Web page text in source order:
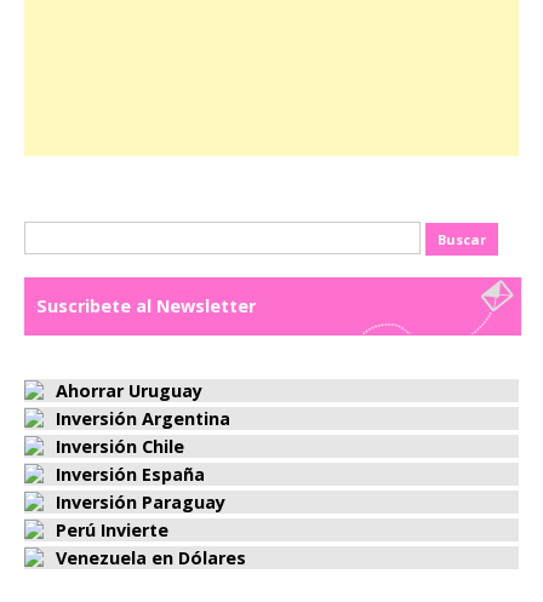
Suscribete al Newsletter
Ahorrar Uruguay
Inversión Argentina
Inversión Chile
Inversión España
Inversión Paraguay
Perú Invierte
Venezuela en Dólares